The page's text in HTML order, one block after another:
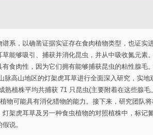
系，以确凿证据实证存在食肉植物类型，也证实
能够吸引、捕获并消化昆虫，并从中吸收氮元素
食肉性，因为它们拥有能够捕获昆虫的粘性腺毛
高山地区的灯架虎耳草进行全面深入研究，实地
植株平均共捕获 71 只昆虫(主要附着在这些腺毛
物可能具有消化猎物的能力。接下来，研究团队
架虎耳草及另一种食虫植物的对照植株中，标记
说。